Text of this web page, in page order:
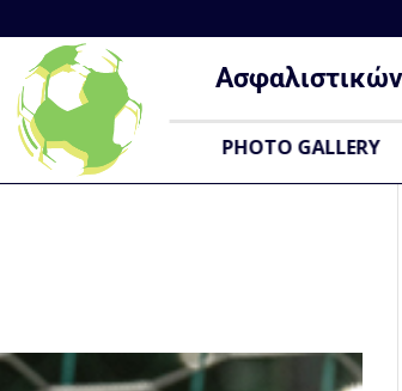
Ασφαλιστικών
PHOTO GALLERY